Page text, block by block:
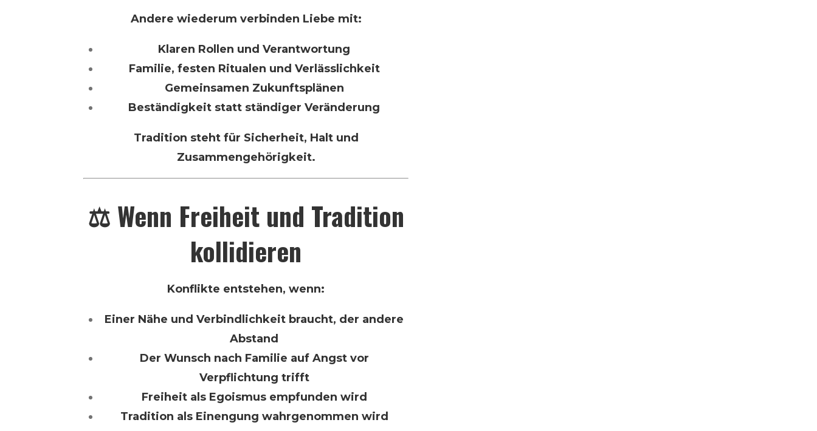
Andere wiederum verbinden Liebe mit:
Klaren Rollen und Verantwortung
Familie, festen Ritualen und Verlässlichkeit
Gemeinsamen Zukunftsplänen
Beständigkeit statt ständiger Veränderung
Tradition steht für Sicherheit, Halt und
Zusammengehörigkeit.
⚖️ Wenn Freiheit und Tradition
kollidieren
Konflikte entstehen, wenn:
Einer Nähe und Verbindlichkeit braucht, der andere
Abstand
Der Wunsch nach Familie auf Angst vor
Verpflichtung trifft
Freiheit als Egoismus empfunden wird
Tradition als Einengung wahrgenommen wird